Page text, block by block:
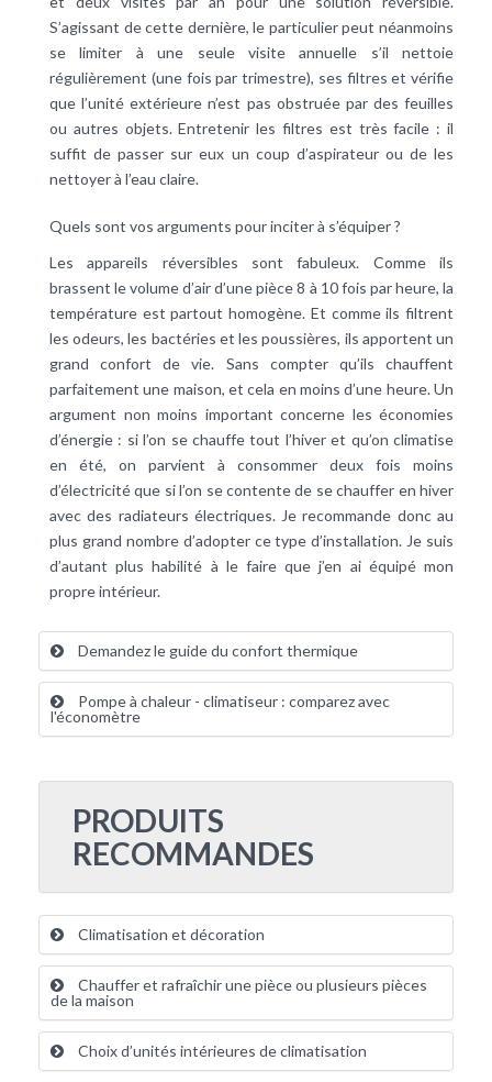
S’agissant de cette dernière, le particulier peut néanmoins
se limiter à une seule visite annuelle s’il nettoie
régulièrement (une fois par trimestre), ses filtres et vérifie
que l’unité extérieure n’est pas obstruée par des feuilles
ou autres objets. Entretenir les filtres est très facile : il
suffit de passer sur eux un coup d’aspirateur ou de les
nettoyer à l’eau claire.
Quels sont vos arguments pour inciter à s’équiper ?
Les appareils réversibles sont fabuleux. Comme ils
brassent le volume d’air d’une pièce 8 à 10 fois par heure, la
température est partout homogène. Et comme ils filtrent
les odeurs, les bactéries et les poussières, ils apportent un
grand confort de vie. Sans compter qu’ils chauffent
parfaitement une maison, et cela en moins d’une heure. Un
argument non moins important concerne les économies
d’énergie : si l’on se chauffe tout l’hiver et qu’on climatise
en été, on parvient à consommer deux fois moins
d’électricité que si l’on se contente de se chauffer en hiver
avec des radiateurs électriques. Je recommande donc au
plus grand nombre d’adopter ce type d’installation. Je suis
d’autant plus habilité à le faire que j’en ai équipé mon
propre intérieur.
Demandez le guide du confort thermique
Pompe à chaleur - climatiseur : comparez avec
l'économètre
PRODUITS
RECOMMANDES
Climatisation et décoration
Chauffer et rafraîchir une pièce ou plusieurs pièces
de la maison
Choix d’unités intérieures de climatisation